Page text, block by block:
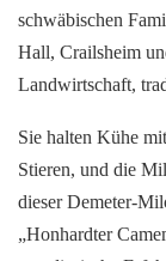
schwäbischen
Hall, Crailsheim
Landwirtschaft,
Sie halten Kühe
Stieren, und die
dieser Demeter-
„Honhardter